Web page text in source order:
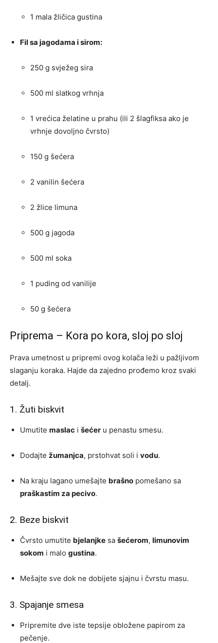
1 mala žličica gustina
Fil sa jagodama i sirom:
250 g svježeg sira
500 ml slatkog vrhnja
1 vrećica želatine u prahu (ili 2 šlagfiksa ako je
vrhnje dovoljno čvrsto)
150 g šećera
2 vanilin šećera
2 žlice limuna
500 g jagoda
500 ml soka
1 puding od vanilije
50 g šećera
Priprema – Kora po kora, sloj po sloj
Prava umetnost u pripremi ovog kolača leži u pažljivom
slaganju koraka. Hajde da zajedno prođemo kroz svaki
detalj.
1. Žuti biskvit
Umutite maslac i šećer u penastu smesu.
Dodajte žumanjca, prstohvat soli i vodu.
Na kraju lagano umešajte brašno pomešano sa
praškastim za pecivo.
2. Beze biskvit
Čvrsto umutite bjelanjke sa šećerom, limunovim
sokom i malo gustina.
Mešajte sve dok ne dobijete sjajnu i čvrstu masu.
3. Spajanje smesa
Pripremite dve iste tepsije obložene papirom za
pečenje.